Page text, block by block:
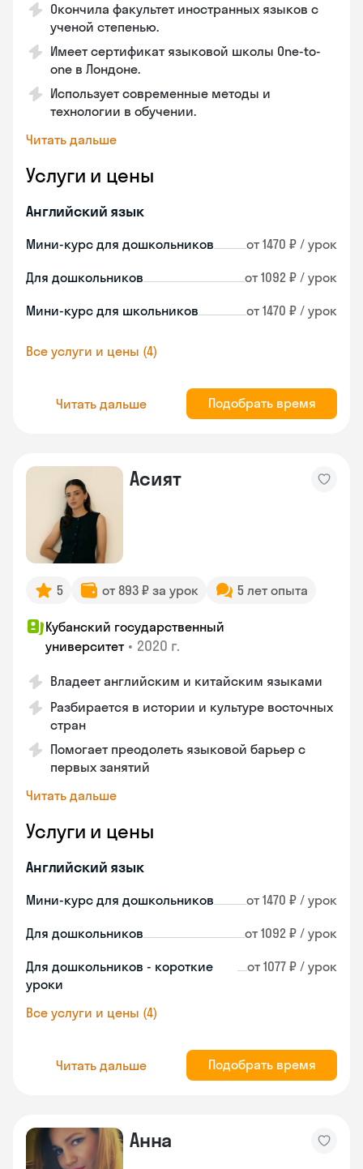
Окончила факультет иностранных языков с
ученой степенью.
Имеет сертификат языковой школы One-to-
one в Лондоне.
Использует современные методы и
технологии в обучении.
Читать дальше
Услуги и цены
Английский язык
Мини-курс для дошкольников от 1470 ₽ / урок
Для дошкольников от 1092 ₽ / урок
Мини-курс для школьников от 1470 ₽ / урок
Все услуги и цены (4)
Читать дальше Подобрать время
Асият
5 от 893 ₽ за урок 5 лет опыта
Кубанский государственный
университет • 2020 г.
Владеет английским и китайским языками
Разбирается в истории и культуре восточных
стран
Помогает преодолеть языковой барьер с
первых занятий
Читать дальше
Услуги и цены
Английский язык
Мини-курс для дошкольников от 1470 ₽ / урок
Для дошкольников от 1092 ₽ / урок
Для дошкольников - короткие
уроки
от 1077 ₽ / урок
Все услуги и цены (4)
Читать дальше Подобрать время
Анна